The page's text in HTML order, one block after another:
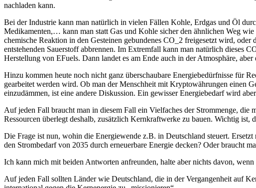
nachladen kann.
Bei der Industrie kann man natürlich in vielen Fällen Kohle, Erdgas und Öl
Medikamenten,… kann man statt Gas und Kohle sicher den ähnlichen Weg
chemische Reaktion in den Gesteinen gebundenes CO_2 freigesetzt wird,
entstehenden Sauerstoff abbrennen. Im Extremfall kann man natürlich dieses
Herstellung von EFuels. Dann landet es am Ende auch in der Atmosphäre,
Hinzu kommen heute noch nicht ganz überschaubare Energiebedürfnisse für
gearbeitet werden wird. Ob man der Menschheit mit Kryptowährungen einen
einzudämmen, ist eine andere Diskussion. Ein gewisser Energiebedarf wird
Auf jeden Fall braucht man in diesem Fall ein Vielfaches der Strommenge, die
Ressourcen überlegt deshalb, zusätzlich Kernkraftwerke zu bauen. Wichtig ist,
Die Frage ist nun, wohin die Energiewende z.B. in Deutschland steuert.
den Strombedarf von 2035 durch erneuerbare Energie decken? Oder braucht
Ich kann mich mit beiden Antworten anfreunden, halte aber nichts davon,
Auf jeden Fall sollten Länder wie Deutschland, die in der Vergangenheit auf